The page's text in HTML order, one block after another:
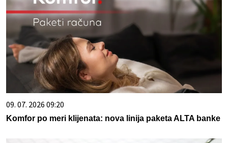
09. 07. 2026 09:20
Komfor po meri klijenata: nova linija paketa ALTA banke